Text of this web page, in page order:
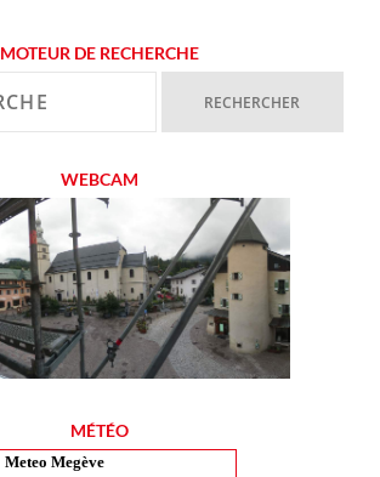
MOTEUR DE RECHERCHE
WEBCAM
MÉTÉO
Meteo Megève